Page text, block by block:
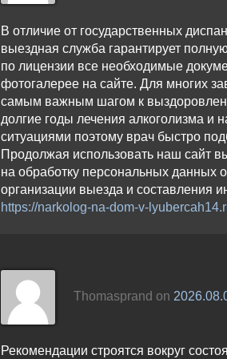
В отличие от государственных
выездная служба гарантирует
по лицензии все необходимые
фотогалерее на сайте. Для многих
самым важным шагом к
долгие годы лечения алкоголизма и
ситуациями поэтому врач быстро
Продолжая использовать наш сайт
на обработку персональных данных
организации выезда и составления
https://narkolog-na-dom-v-
Thomasprand on
Рекомендации строятся вокруг